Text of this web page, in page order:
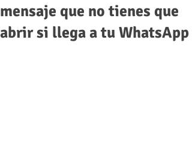
mensaje que no tienes que
abrir si llega a tu WhatsApp